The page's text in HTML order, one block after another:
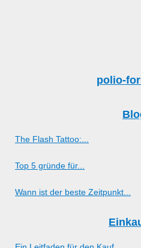
polio-
The Flash Tattoo:...
Top 5 gründe für...
Wann ist der beste Zeitpunkt...